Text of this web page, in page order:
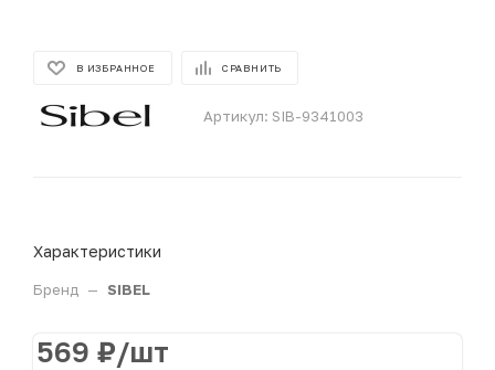
В ИЗБРАННОЕ СРАВНИТЬ
Артикул: SIB-9341003
Характеристики
Бренд — SIBEL
569 ₽/шт